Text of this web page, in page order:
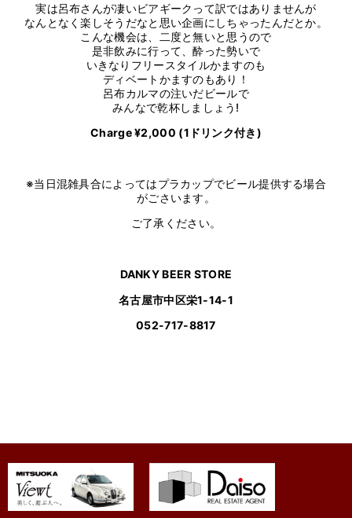
実は呂布さんが凄いビアギークって訳ではありませんが
なんとなく楽しそうだなと思い企画にしちゃったんだとか。
こんな機会は、二度と無いと思うので
是非飲みに行って、酔った勢いで
いきなりフリースタイルかますのも
ディベートかますのもあり！
呂布カルマの注いだビールで
みんなで乾杯しましょう!
Charge ¥2,000 (1ドリンク付き)
※当日混雑具合によってはプラカップでビール提供する場合
がごさいます。
ご了承ください。
DANKY BEER STORE
名古屋市中区栄1-14-1
052-717-8817